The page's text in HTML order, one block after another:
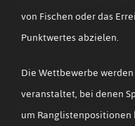
von Fischen oder das
Punktwertes abzielen.
Die Wettbewerbe
veranstaltet, bei denen
um